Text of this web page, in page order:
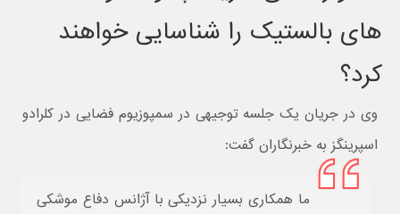
های بالستیک را شناسایی خواهند
کرد؟
وی در جریان یک جلسه توجیهی در سمپوزیوم فضایی در کلرادو
اسپرینگز به خبرنگاران گفت:
ما همکاری بسیار نزدیکی با آژانس دفاع موشکی